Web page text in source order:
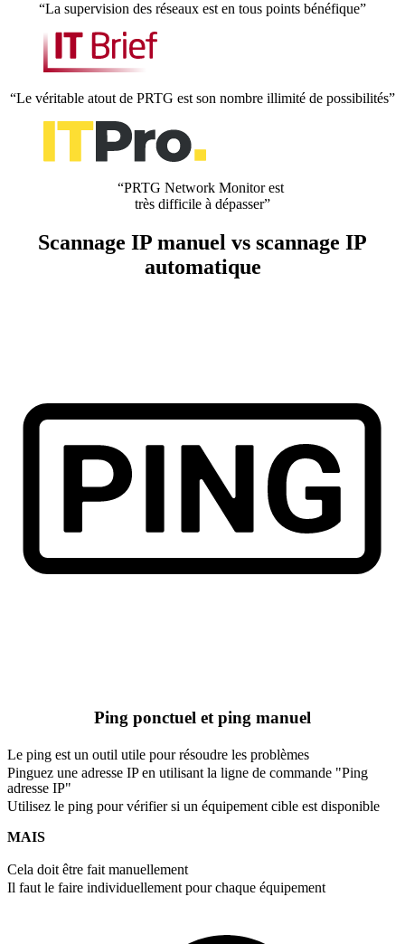
“La supervision des réseaux est en tous points bénéfique”
“Le véritable atout de PRTG est son nombre illimité de possibilités”
“PRTG Network Monitor est
très difficile à dépasser”
Scannage IP manuel vs scannage IP
automatique
Ping ponctuel et ping manuel
Le ping est un outil utile pour résoudre les problèmes
Pinguez une adresse IP en utilisant la ligne de commande "Ping
adresse IP"
Utilisez le ping pour vérifier si un équipement cible est disponible
MAIS
Cela doit être fait manuellement
Il faut le faire individuellement pour chaque équipement